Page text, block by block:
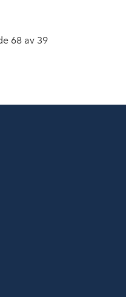
68 av 39